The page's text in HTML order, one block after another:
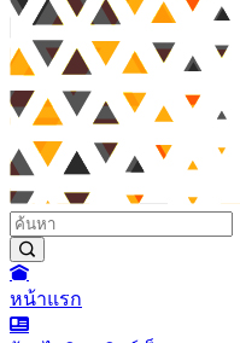
หน้าแรก